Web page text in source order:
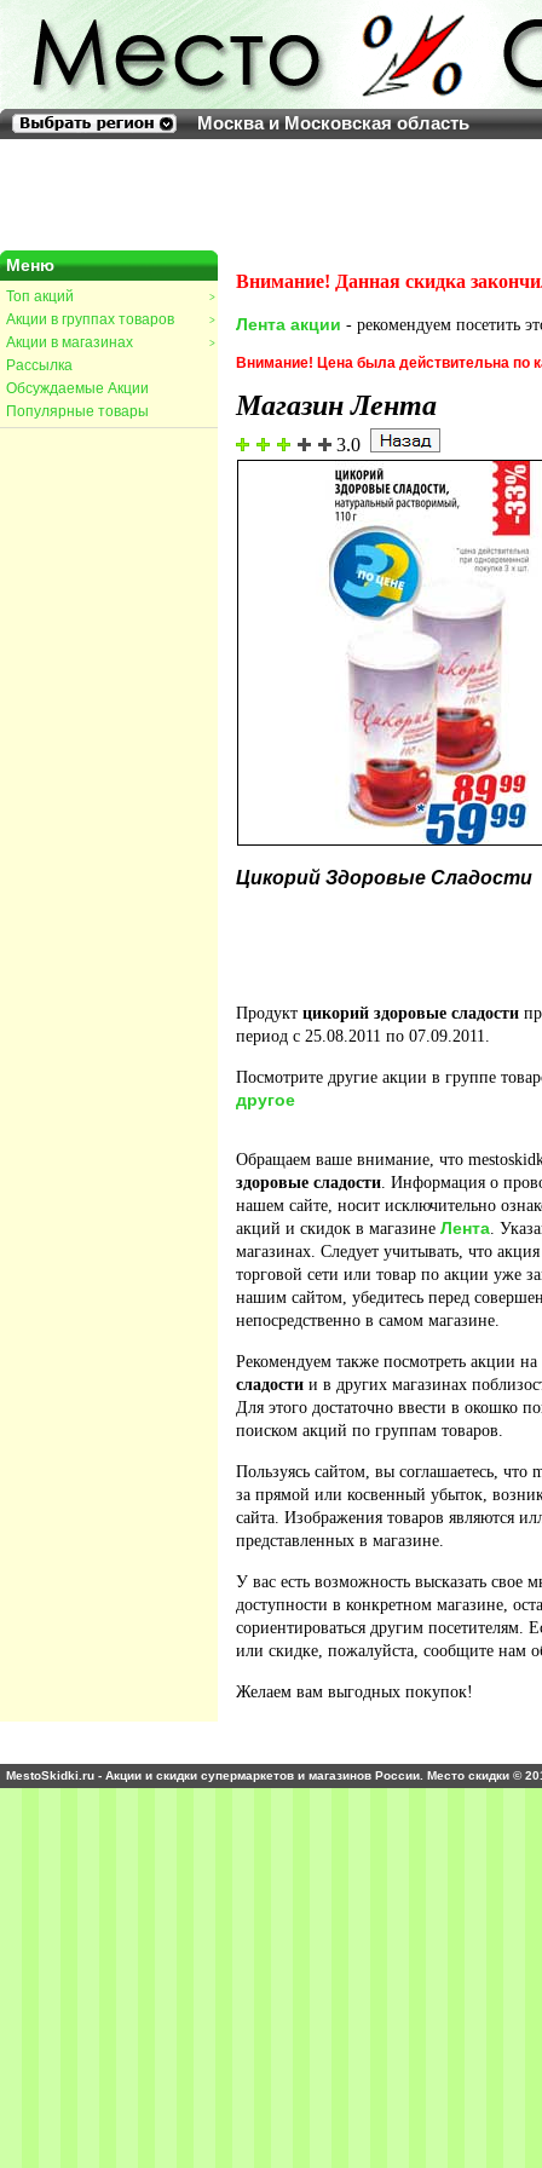
Москва и Московская область
Меню
>
Топ акций
>
Акции в группах товаров
>
Акции в магазинах
Рассылка
Обсуждаемые Акции
Популярные товары
Внимание! Данная скидка
Лента акции - рекомендуем посетить
Внимание! Цена была действительна по
Магазин Лента
3.0
Цикорий Здоровые Сладости
Продукт цикорий здоровые сладости
период с 25.08.2011 по 07.09.2011.
Посмотрите другие акции в группе
другое
Обращаем ваше внимание, что
здоровые сладости. Информация о
нашем сайте, носит исключительно
акций и скидок в магазине Лента.
магазинах. Следует учитывать, что
торговой сети или товар по акции уже
нашим сайтом, убедитесь перед
непосредственно в самом магазине.
Рекомендуем также посмотреть акции
сладости и в других магазинах
Для этого достаточно ввести в окошко
поиском акций по группам товаров.
Пользуясь сайтом, вы соглашаетесь, что
за прямой или косвенный убыток,
сайта. Изображения товаров являются
представленных в магазине.
У вас есть возможность высказать свое
доступности в конкретном магазине,
сориентироваться другим
или скидке, пожалуйста, сообщите нам
Желаем вам выгодных покупок!
MestoSkidki.ru - Акции и скидки супермаркетов и магазинов России. Место скидки ©